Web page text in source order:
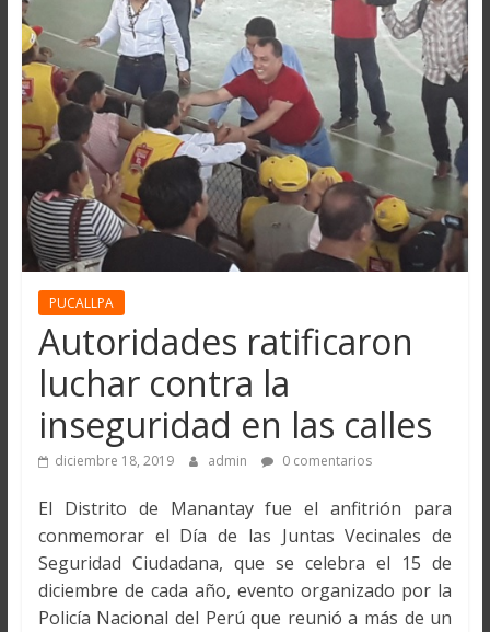
PUCALLPA
Autoridades ratificaron
luchar contra la
inseguridad en las calles
diciembre 18, 2019 admin 0 comentarios
El Distrito de Manantay fue el anfitrión para
conmemorar el Día de las Juntas Vecinales de
Seguridad Ciudadana, que se celebra el 15 de
diciembre de cada año, evento organizado por la
Policía Nacional del Perú que reunió a más de un